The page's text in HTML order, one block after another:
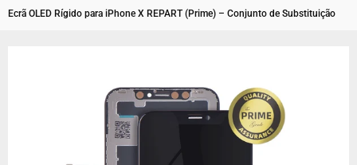
Ecrã OLED Rígido para iPhone X REPART (Prime) – Conjunto de Substituição